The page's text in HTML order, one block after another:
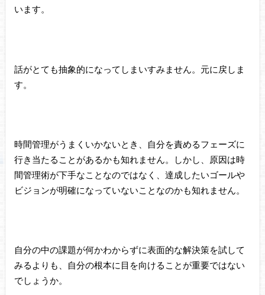
います。
話がとても抽象的になってしまいすみません。元に戻しま
す。
時間管理がうまくいかないとき、自分を責めるフェーズに
行き当たることがあるかも知れません。しかし、原因は時
間管理術が下手なことなのではなく、達成したいゴールや
ビジョンが明確になっていないことなのかも知れません。
自分の中の課題が何かわからずに表面的な解決策を試して
みるよりも、自分の根本に目を向けることが重要ではない
でしょうか。